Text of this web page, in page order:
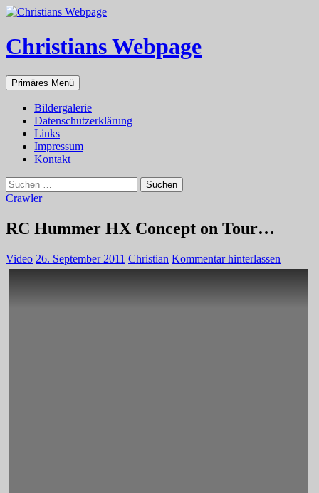
Zum
springen
Christians Webpage
Suchen
Primäres Menü
Bildergalerie
Datenschutzerklärung
Links
Impressum
Kontakt
Suchen
nach:
Crawler
RC Hummer HX Concept on Tour…
Video 26. September 2011 Christian Kommentar hinterlassen